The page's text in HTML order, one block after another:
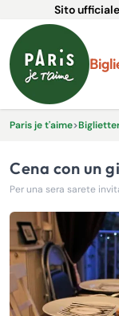
Sito
Paris je t'aime>
Cena con